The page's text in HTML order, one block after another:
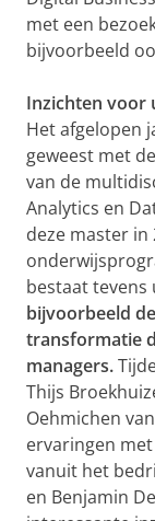
met een
bijvoorbeeld
Inzichten voor
Het afgelopen
geweest met
van de
Analytics en
deze master in
bestaat tevens
bijvoorbeeld
transformatie
managers.
Thijs
Oehmichen
ervaringen
vanuit het
en Benjamin